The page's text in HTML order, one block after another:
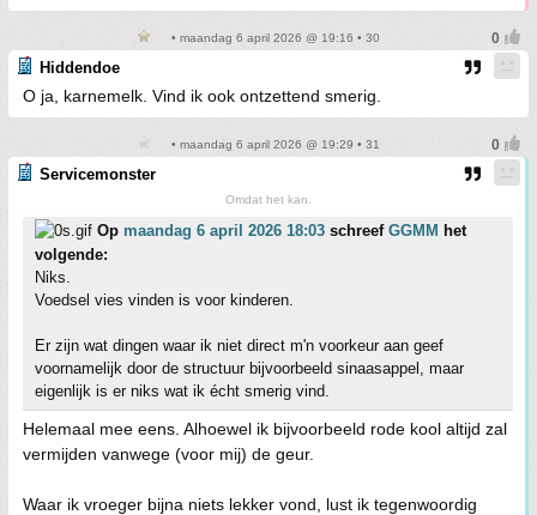
• maandag 6 april 2026 @ 19:16 • 30
Hiddendoe
O ja, karnemelk. Vind ik ook ontzettend smerig.
• maandag 6 april 2026 @ 19:29 • 31
Servicemonster
Omdat het kan.
Op maandag 6 april 2026 18:03 schreef GGMM het
volgende:
Niks.
Voedsel vies vinden is voor kinderen.
Er zijn wat dingen waar ik niet direct m'n voorkeur aan geef
voornamelijk door de structuur bijvoorbeeld sinaasappel, maar
eigenlijk is er niks wat ik écht smerig vind.
Helemaal mee eens. Alhoewel ik bijvoorbeeld rode kool altijd zal
vermijden vanwege (voor mij) de geur.
Waar ik vroeger bijna niets lekker vond, lust ik tegenwoordig